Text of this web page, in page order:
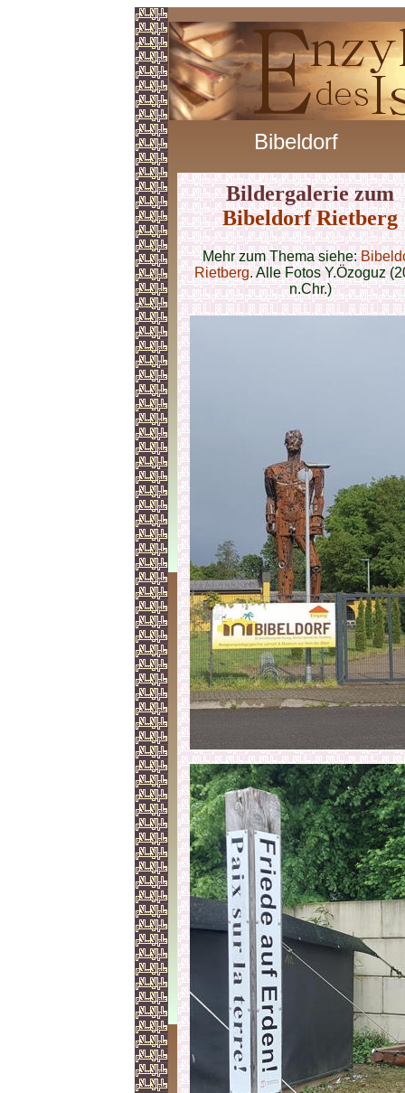
Bibeldorf
Bildergalerie zum
Bibeldorf Rietberg
Mehr zum Thema siehe:
Rietberg. Alle Fotos Y.Özoguz
n.Chr.)